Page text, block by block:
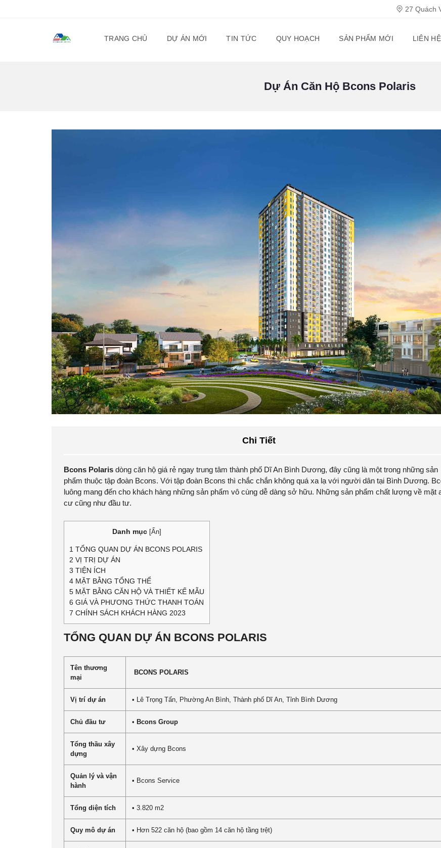
27 Quách
TRANG CHỦ DỰ ÁN MỚI TIN TỨC QUY HOẠCH SẢN PHẨM MỚI LIÊN HỆ
Dự Án Căn Hộ Bcons Polaris
Chi Tiết
Bcons Polaris dòng căn hộ giá rẻ ngay trung tâm thành phố Dĩ An Bình Dương, đây cũng là một trong những sản
phẩm thuộc tập đoàn Bcons. Với tập đoàn Bcons thì chắc chắn không quá xa lạ với người dân tại Bình Dương.
luông mang đến cho khách hàng những sản phẩm vô cùng dễ dàng sở hữu. Những sản phẩm chất lượng về mặt
cư cũng như đầu tư.
Danh mục [Ẩn]
1 TỔNG QUAN DỰ ÁN BCONS POLARIS
2 VỊ TRỊ DỰ ÁN
3 TIỆN ÍCH
4 MẶT BẰNG TỔNG THỂ
5 MẶT BẰNG CĂN HỘ VÀ THIẾT KẾ MẪU
6 GIÁ VÀ PHƯƠNG THỨC THANH TOÁN
7 CHÍNH SÁCH KHÁCH HÀNG 2023
TỔNG QUAN DỰ ÁN BCONS POLARIS
Tên thương
mại
BCONS POLARIS
Vị trí dự án • Lê Trọng Tấn, Phường An Bình, Thành phố Dĩ An, Tỉnh Bình Dương
Chủ đầu tư • Bcons Group
Tổng thầu xây
dựng
• Xây dựng Bcons
Quản lý và vận
hành
• Bcons Service
Tổng diện tích • 3.820 m2
Quy mô dự án • Hơn 522 căn hộ (bao gồm 14 căn hộ tầng trệt)